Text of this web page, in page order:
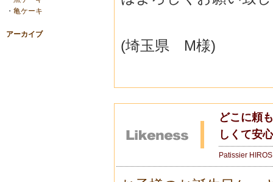
・ 亀ケーキ
アーカイブ
(埼玉県 M様)
どこに頼
しくて安
Patissier